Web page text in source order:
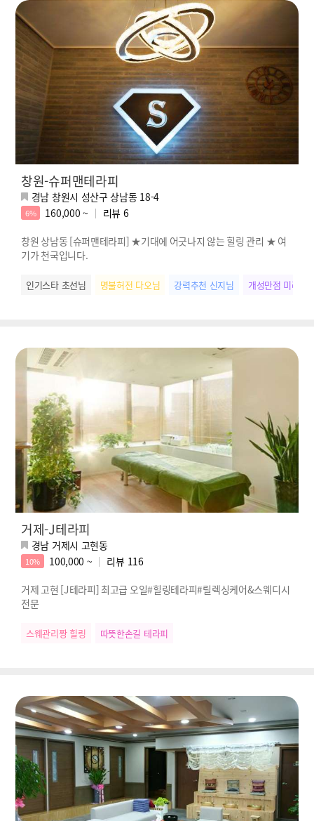
창원-슈퍼맨테라피
경남 창원시 성산구 상남동 18-4
6% 160,000 ~ 리뷰 6
창원 상남동 [슈퍼맨테라피] ★기대에 어긋나지 않는 힐링 관리 ★ 여
기가 천국입니다.
인기스타 초선님 명불허전 다오님 강력추천 신지님 개성만점 미라님
거제-J테라피
경남 거제시 고현동
10% 100,000 ~ 리뷰 116
거제 고현 [J테라피] 최고급 오일#힐링테라피#릴렉싱케어&스웨디시
전문
스웨관리짱 힐링 따뜻한손길 테라피